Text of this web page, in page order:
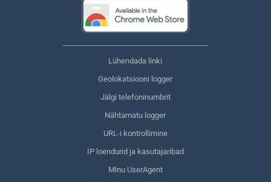
Lühendada linki
Geolokatsiooni logger
Jälgi telefoninumbrit
Nähtamatu logger
URL-i kontrollimine
IP loendurid ja kasutajaribad
Minu UserAgent